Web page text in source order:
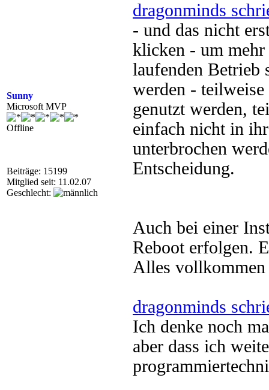
Sunny
Microsoft MVP
Offline
Beiträge: 15199
Mitglied seit: 11.02.07
Geschlecht:
dragonminds
- und das nicht
klicken - um
laufenden Betrieb
werden -
genutzt werden,
einfach nicht in
unterbrochen
Entscheidung.
Auch bei einer
Reboot erfolgen.
Alles
dragonminds
Ich denke noch
aber dass ich